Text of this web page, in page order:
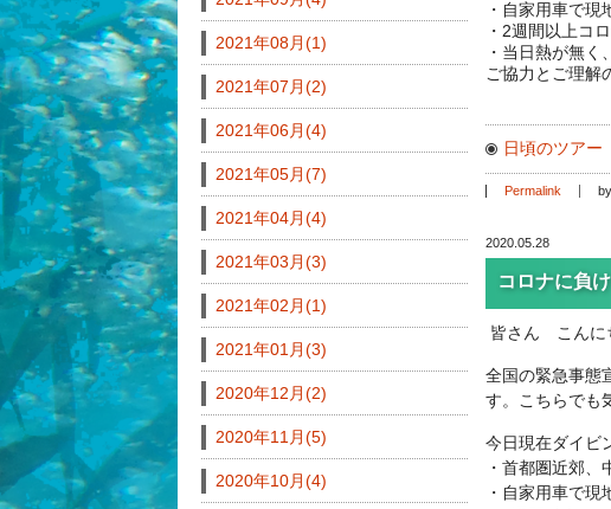
・自家用車で現
・2週間以上コ
・当日熱が無く
ご協力とご理解
日頃のツアー
Permalink
2020.05.28
コロナに負
皆さん こんに
全国の緊急事態
す。こちらでも
今日現在ダイビ
・首都圏近郊
・自家用車で現
2021年08月(1)
2021年07月(2)
2021年06月(4)
2021年05月(7)
2021年04月(4)
2021年03月(3)
2021年02月(1)
2021年01月(3)
2020年12月(2)
2020年11月(5)
2020年10月(4)